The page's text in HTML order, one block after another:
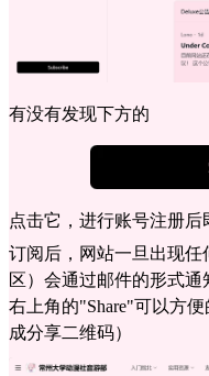
有没有发现下方的
点击它，进行账号注册后
订阅后，网站一旦出现
区）会通过邮件的形式通
右上角的"Share"可以方
成分享二维码）